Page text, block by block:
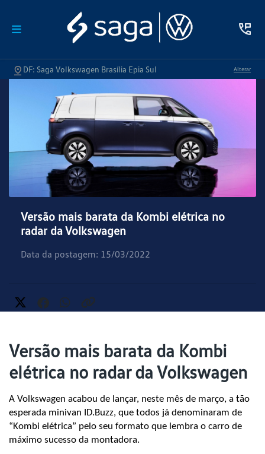
DF: Saga Volkswagen Brasília Epia Sul Alterar
Versão mais barata da Kombi elétrica no
radar da Volkswagen
Data da postagem: 15/03/2022
Versão mais barata da Kombi
elétrica no radar da Volkswagen
A Volkswagen acabou de lançar, neste mês de março, a tão
esperada minivan ID.Buzz, que todos já denominaram de
“Kombi elétrica” pelo seu formato que lembra o carro de
máximo sucesso da montadora.